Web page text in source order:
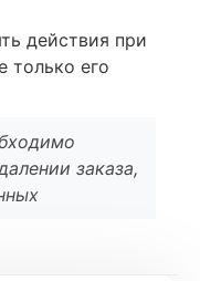
действия при
только его
заказа,